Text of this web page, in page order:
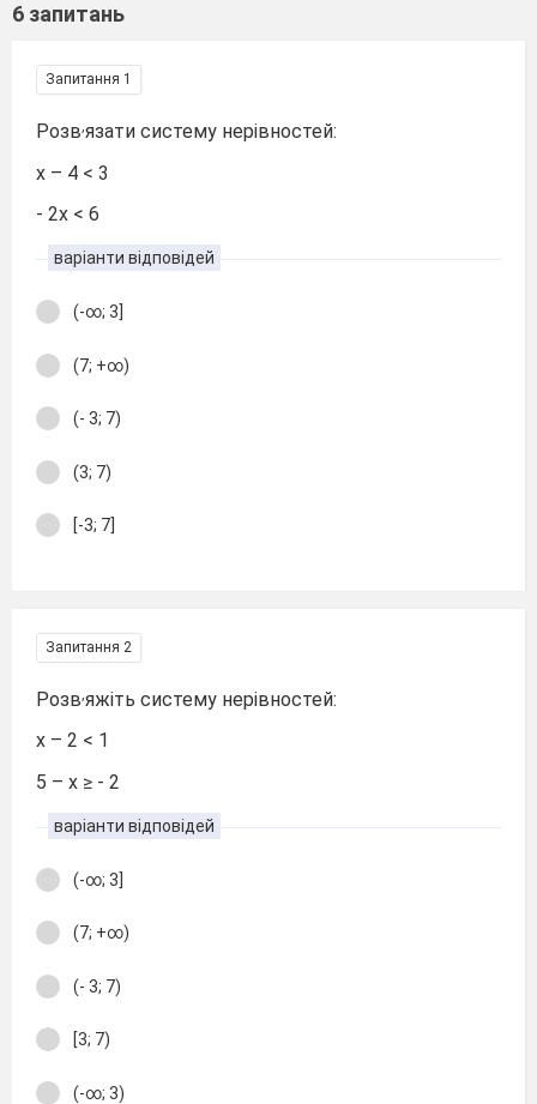
6 запитань
Запитання 1
Розв,язати систему нерівностей:
х – 4 < 3
- 2х < 6
варіанти відповідей
(-∞; 3]
(7; +∞)
(- 3; 7)
(3; 7)
[-3; 7]
Запитання 2
Розв яжіть систему нерівностей:
х – 2 < 1
5 – х ≥ - 2
варіанти відповідей
(-∞; 3]
(7; +∞)
(- 3; 7)
[3; 7)
(-∞; 3)